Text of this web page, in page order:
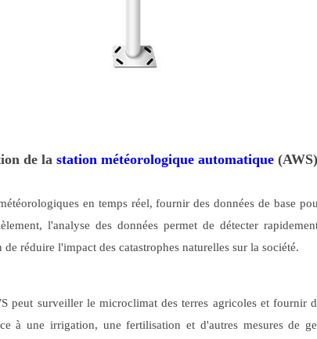
de la station météorologique automatique (AWS)
en temps réel, fournir des données de base
l'analyse des données permet de détecter
réduire l'impact des catastrophes naturelles sur la société.
peut surveiller le microclimat des terres agricoles et fournir
à une irrigation, une fertilisation et d'autres mesures de